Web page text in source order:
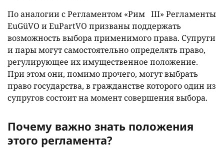
По аналогии с Регламентом «Рим III» Регламенты
EuGüVO и EuPartVO призваны поддержать
возможность выбора применимого права. Супруги
и пары могут самостоятельно определять право,
регулирующее их имущественное положение.
При этом они, помимо прочего, могут выбрать
право государства, в гражданстве которого один из
супругов состоит на момент совершения выбора.
Почему важно знать положения
этого регламента?